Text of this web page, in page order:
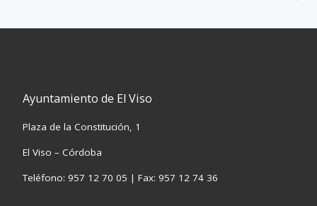
Ayuntamiento de El Viso
Plaza de la Constitución, 1
El Viso – Córdoba
Teléfono: 957 12 70 05 | Fax: 957 12 74 36